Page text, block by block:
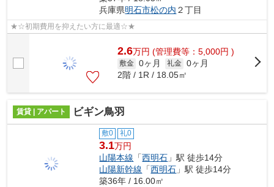
兵庫県明石市松の内 ２丁目
★☆初期費用を抑えたい方に最適☆★
2.6万円 (管理費等：5,000円 )
敷金 0ヶ月 礼金 0ヶ月
2階 / 1R / 18.05㎡
賃貸 | アパート ビギン鳥羽
敷0 礼0
3.1万円
山陽本線 「西明石 」駅 徒歩14分
山陽新幹線 「西明石 」駅 徒歩14分
築36年 / 16.00㎡